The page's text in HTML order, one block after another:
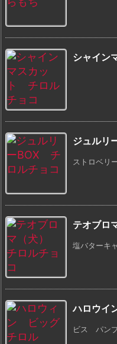
シャイン
ジュルリ
ストロベリ
テオブロ
塩バターキ
ハロウイ
ビス パン